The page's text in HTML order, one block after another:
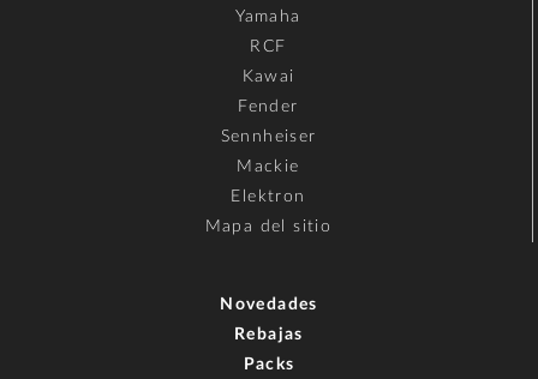
Yamaha
RCF
Kawai
Fender
Sennheiser
Mackie
Elektron
Mapa del sitio
Novedades
Rebajas
Packs